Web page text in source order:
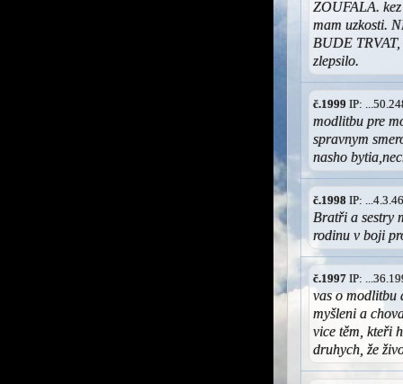
ZOUFALA.
mam uzkosti.
BUDE TRVAT,
zlepsilo.
č.1999 IP:
modlitbu pre
spravnym
nasho
č.1998 IP:
Bratři a sestry
rodinu v boji
č.1997 IP:
vas o modlitbu
myšleni a
vice těm, kteři
druhych, že